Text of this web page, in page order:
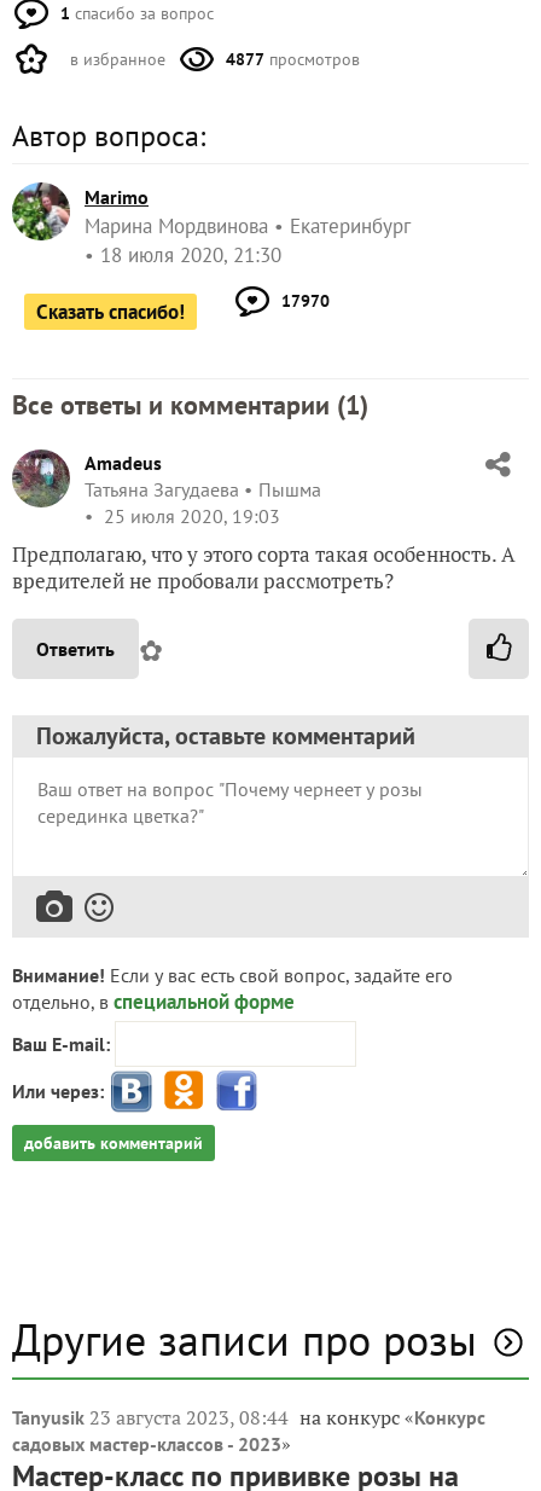
1 спасибо за вопрос
в избранное 4877 просмотров
Автор вопроса:
Marimo
Марина Мордвинова
Екатеринбург
18 июля 2020, 21:30
Сказать спасибо! 17970
Все ответы и комментарии (1)
Amadeus
Татьяна Загудаева
Пышма
25 июля 2020, 19:03
Предполагаю, что у этого сорта такая особенность. А
вредителей не пробовали рассмотреть?
Ответить ✿
Пожалуйста, оставьте комментарий
Внимание! Если у вас есть свой вопрос, задайте его
отдельно, в специальной форме
Ваш E-mail:
Или через:
добавить комментарий
Другие записи про розы
Tanyusik 23 августа 2023, 08:44 на конкурс «Конкурс
садовых мастер-классов - 2023»
Мастер-класс по прививке розы на